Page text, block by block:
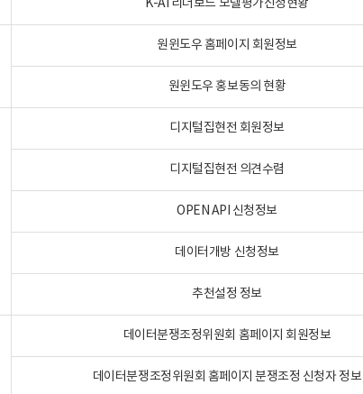
K-AI 리더보드 모델평가신청현황
원윈도우 홈페이지 회원정보
원윈도우 홍보동의 현황
디지털집현전 회원정보
디지털집현전 의견수렴
OPEN API 신청정보
데이터개방 신청정보
추천설정 정보
데이터분쟁조정위원회 홈페이지 회원정보
데이터분쟁조정위원회 홈페이지 분쟁조정 신청자 정보